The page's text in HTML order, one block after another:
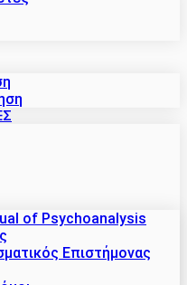
of Psychoanalysis
Επιστήμονας